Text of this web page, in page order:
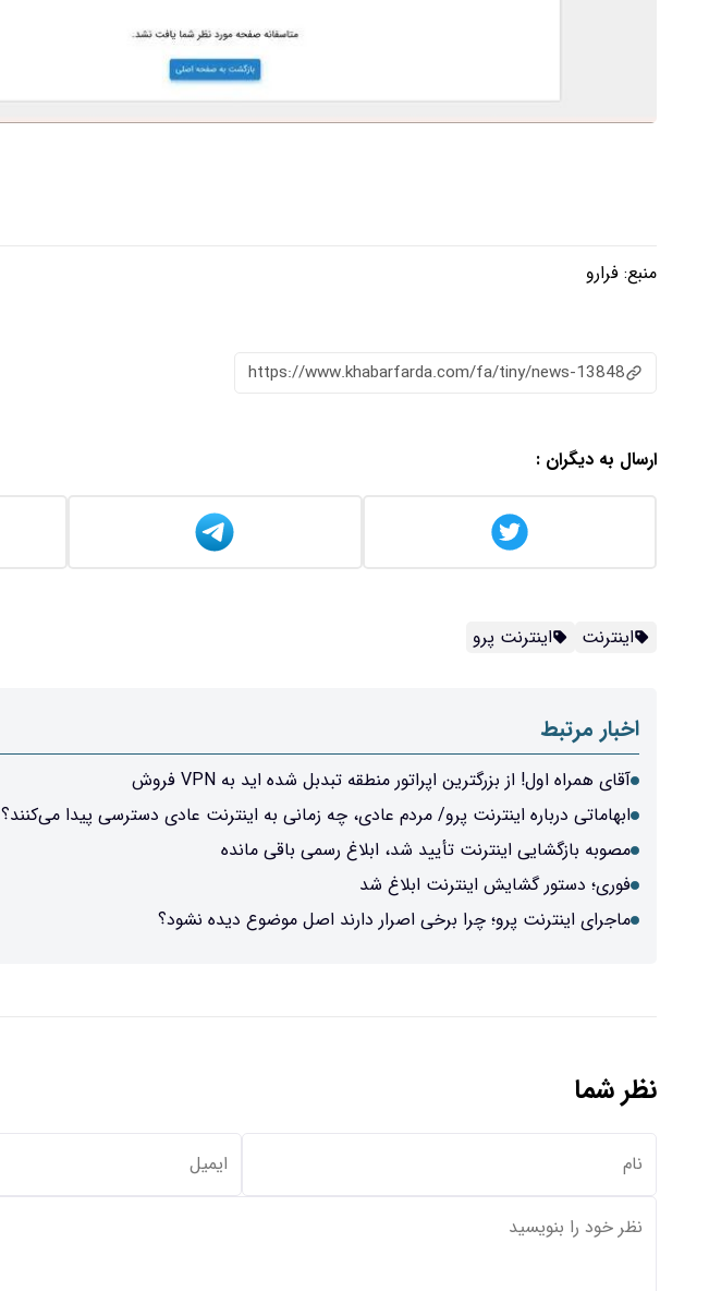
منبع: فرارو
https://www.khabarfarda.com/fa/tiny/news-13848
ارسال به دیگران :
اینترنت اینترنت پرو
اخبار مرتبط
آقای همراه اول! از بزرگترین اپراتور منطقه تبدبل شده اید به VPN فروش
ابهاماتی درباره اینترنت پرو/ مردم عادی، چه زمانی به اینترنت عادی دسترسی پیدا می‌کنند؟
مصوبه بازگشایی اینترنت تأیید شد، ابلاغ رسمی باقی مانده
فوری؛ دستور گشایش اینترنت ابلاغ شد
ماجرای اینترنت پرو؛ چرا برخی اصرار دارند اصل موضوع دیده نشود؟
نظر شما